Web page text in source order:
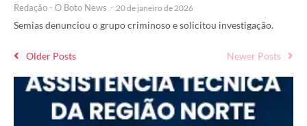
Redação - O Boto News - 20 de janeiro de 2026
Semias denunciou o grupo criminoso e solicitou investigação.
Older Posts Newer Posts